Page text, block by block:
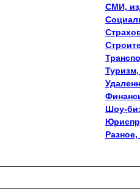
СМИ,
Шоу-